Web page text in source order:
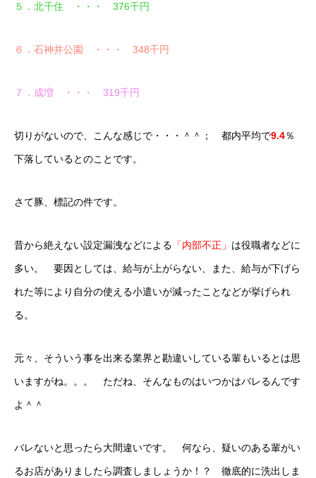
５．北千住 ・・・ 376千円
６．石神井公園 ・・・ 348千円
７．成増 ・・・ 319千円
切りがないので、こんな感じで・・・＾＾； 都内平均で9.4％
下落しているとのことです。
さて豚、標記の件です。
昔から絶えない設定漏洩などによる 「内部不正」 は役職者などに
多い。 要因としては、給与が上がらない、また、給与が下げら
れた等により自分の使える小遣いが減ったことなどが挙げられ
る。
元々、そういう事を出来る業界と勘違いしている輩もいるとは思
いますがね。。。 ただね、そんなものはいつかはバレるんです
よ＾＾
バレないと思ったら大間違いです。 何なら、疑いのある輩がい
るお店がありましたら調査しましょうか！？ 徹底的に洗出しま